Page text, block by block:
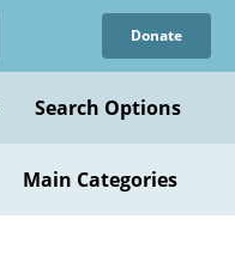
Donate
Search Options
Main Categories